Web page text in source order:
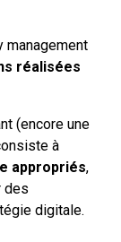
management
réalisées
(encore une
à
appropriés,
des
digitale.